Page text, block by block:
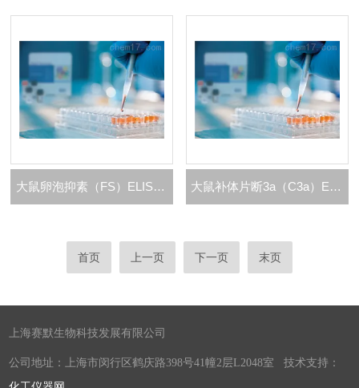
大鼠卵泡抑素（FS）ELISA 试剂盒 大鼠补体片断3a（C3a）ELISA 试剂盒
首页 上一页 下一页 末页
上海赛默生物科技发展有限公司
公司地址：上海市闵行区鹤庆路398号41幢2层L2048室 技术支持：